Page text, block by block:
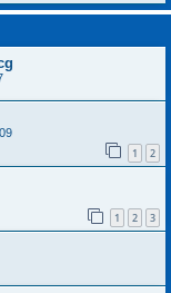
1 2
1 2 3